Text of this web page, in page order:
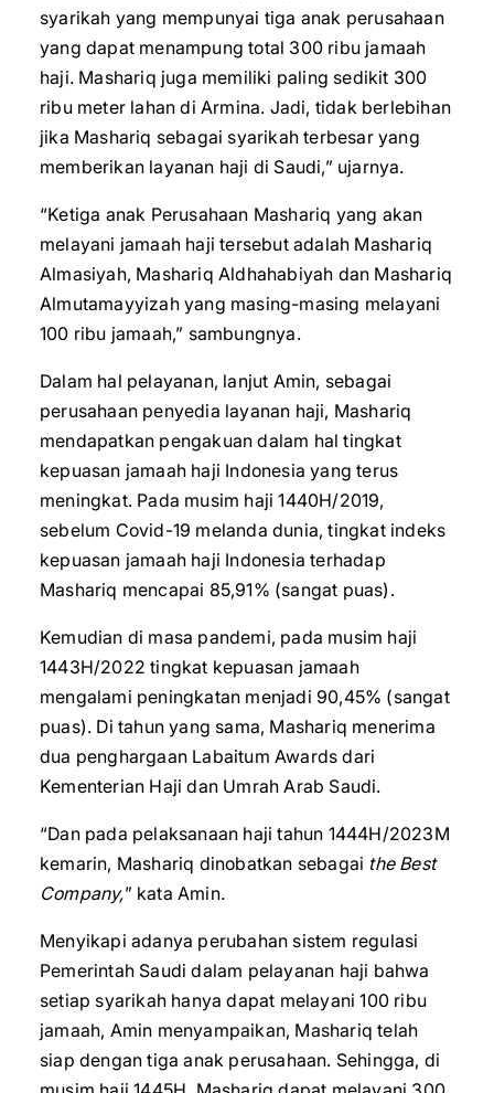
syarikah yang mempunyai tiga anak perusahaan
yang dapat menampung total 300 ribu jamaah
haji. Mashariq juga memiliki paling sedikit 300
ribu meter lahan di Armina. Jadi, tidak berlebihan
jika Mashariq sebagai syarikah terbesar yang
memberikan layanan haji di Saudi,” ujarnya.
“Ketiga anak Perusahaan Mashariq yang akan
melayani jamaah haji tersebut adalah Mashariq
Almasiyah, Mashariq Aldhahabiyah dan Mashariq
Almutamayyizah yang masing-masing melayani
100 ribu jamaah,” sambungnya.
Dalam hal pelayanan, lanjut Amin, sebagai
perusahaan penyedia layanan haji, Mashariq
mendapatkan pengakuan dalam hal tingkat
kepuasan jamaah haji Indonesia yang terus
meningkat. Pada musim haji 1440H/2019,
sebelum Covid-19 melanda dunia, tingkat indeks
kepuasan jamaah haji Indonesia terhadap
Mashariq mencapai 85,91% (sangat puas).
Kemudian di masa pandemi, pada musim haji
1443H/2022 tingkat kepuasan jamaah
mengalami peningkatan menjadi 90,45% (sangat
puas). Di tahun yang sama, Mashariq menerima
dua penghargaan Labaitum Awards dari
Kementerian Haji dan Umrah Arab Saudi.
“Dan pada pelaksanaan haji tahun 1444H/2023M
kemarin, Mashariq dinobatkan sebagai the Best
Company,” kata Amin.
Menyikapi adanya perubahan sistem regulasi
Pemerintah Saudi dalam pelayanan haji bahwa
setiap syarikah hanya dapat melayani 100 ribu
jamaah, Amin menyampaikan, Mashariq telah
siap dengan tiga anak perusahaan. Sehingga, di